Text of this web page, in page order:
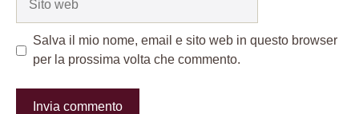
Salva il mio nome, email e sito web in questo browser
per la prossima volta che commento.